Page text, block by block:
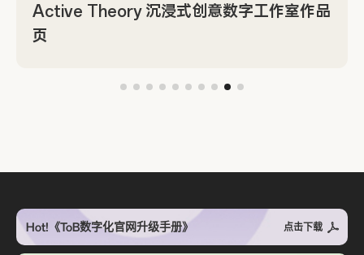
Active Theory 沉浸式创意数字工作室作品
页
Hot!《ToB数字化官网升级手册》 点击下载